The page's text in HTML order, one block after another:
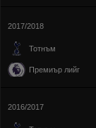
2017/2018
Тотнъм
Премиър лийг
2016/2017